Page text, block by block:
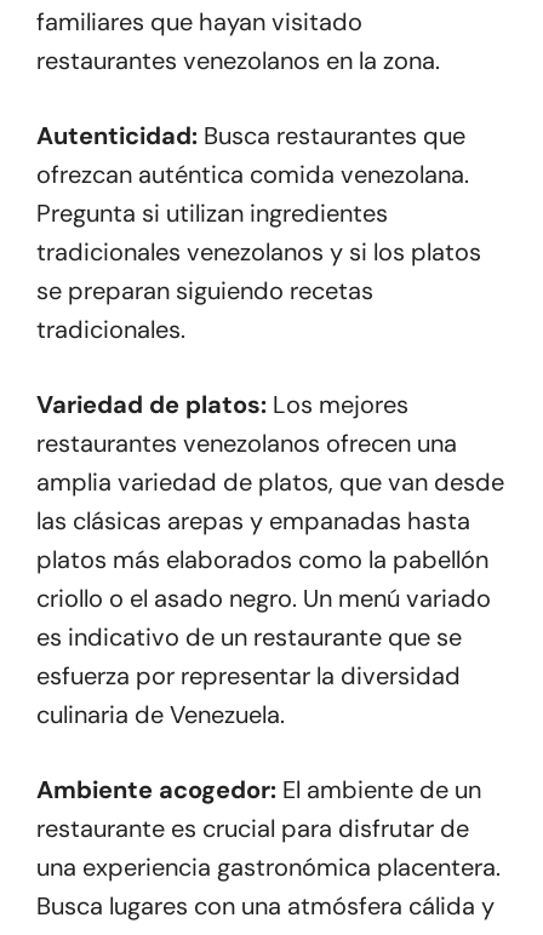
familiares que hayan visitado
restaurantes venezolanos en la zona.
Autenticidad: Busca restaurantes que
ofrezcan auténtica comida venezolana.
Pregunta si utilizan ingredientes
tradicionales venezolanos y si los platos
se preparan siguiendo recetas
tradicionales.
Variedad de platos: Los mejores
restaurantes venezolanos ofrecen una
amplia variedad de platos, que van desde
las clásicas arepas y empanadas hasta
platos más elaborados como la pabellón
criollo o el asado negro. Un menú variado
es indicativo de un restaurante que se
esfuerza por representar la diversidad
culinaria de Venezuela.
Ambiente acogedor: El ambiente de un
restaurante es crucial para disfrutar de
una experiencia gastronómica placentera.
Busca lugares con una atmósfera cálida y